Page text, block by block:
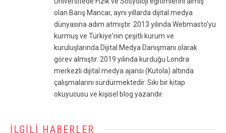
olan Barış Mancar, aynı yıllarda dijital medya
dünyasına adım atmıştır. 2013 yılında Webmasto'yu
kurmuş ve Türkiye'nin çeşitli kurum ve
kuruluşlarında Dijital Medya Danışmanı olarak
görev almıştır. 2019 yılında kurduğu Londra
merkezli dijital medya ajansı (Kutola) altında
çalışmalarını sürdürmektedir. Sıkı bir kitap
okuyucusu ve kişisel blog yazarıdır.
İLGILI HABERLER